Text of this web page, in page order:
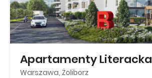
Apartamenty Literacka
Warszawa, Żoliborz